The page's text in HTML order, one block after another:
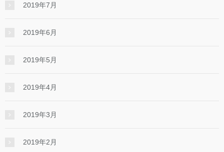
2019年7月
2019年6月
2019年5月
2019年4月
2019年3月
2019年2月